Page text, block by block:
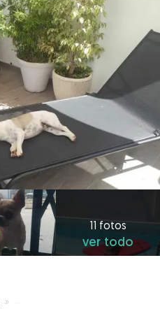
11 fotos
ver todo
» Cuidadores de perros en